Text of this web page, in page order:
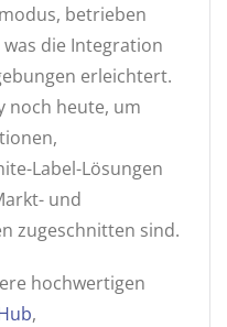
betrieben
was die Integration
erleichtert.
noch heute, um
Label-Lösungen
und
zugeschnitten sind.
hochwertigen
,